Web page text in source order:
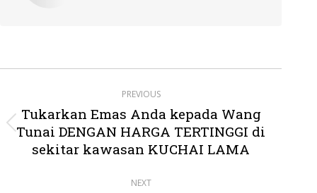
navigation
PREVIOUS
Previous
post:
Tukarkan Emas Anda kepada Wang
Tunai DENGAN HARGA TERTINGGI di
sekitar kawasan KUCHAI LAMA
NEXT